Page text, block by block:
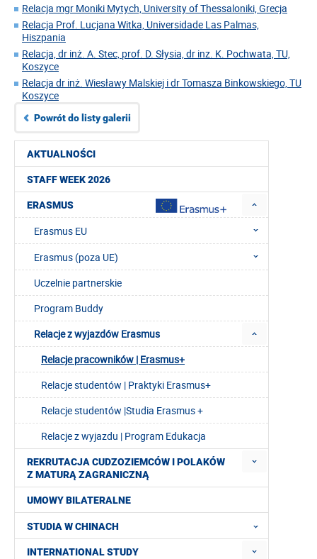
AKTUALNOŚCI
STAFF WEEK 2026
ERASMUS
Erasmus EU
Erasmus (poza UE)
Uczelnie partnerskie
Program Buddy
Relacje z wyjazdów Erasmus
Relacje pracowników | Erasmus+
Relacje studentów | Praktyki Erasmus+
Relacje studentów |Studia Erasmus +
Relacje z wyjazdu | Program Edukacja
REKRUTACJA CUDZOZIEMCÓW I POLAKÓW
Z MATURĄ ZAGRANICZNĄ
UMOWY BILATERALNE
STUDIA W CHINACH
INTERNATIONAL STUDY
Relacja mgr Moniki Mytych, University of Thessaloniki, Grecja
Relacja Prof. Lucjana Witka, Universidade Las Palmas,
Hiszpania
Relacja, dr inż. A. Stec, prof. D. Słysia, dr inz. K. Pochwata, TU,
Koszyce
Relacja dr inż. Wiesławy Malskiej i dr Tomasza Binkowskiego, TU
Koszyce
Powrót do listy galerii